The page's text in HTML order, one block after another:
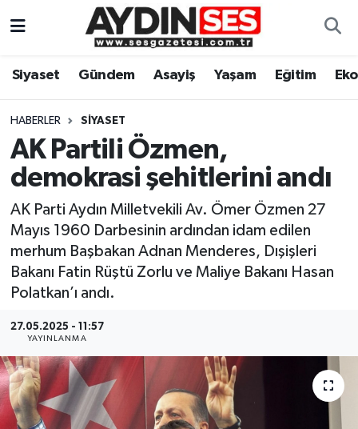
Siyaset Gündem Asayiş Yaşam Eğitim
HABERLER SIYASET
AK Partili Özmen,
demokrasi şehitlerini andı
AK Parti Aydın Milletvekili Av. Ömer Özmen 27
Mayıs 1960 Darbesinin ardından idam edilen
merhum Başbakan Adnan Menderes, Dışişleri
Bakanı Fatin Rüştü Zorlu ve Maliye Bakanı Hasan
Polatkan’ı andı.
27.05.2025 - 11:57
YAYINLANMA
Gündem
Siyaset
Ekonomi
Yaşam
Eğitim
Aydın Hava Durumu
Aydin Namaz Vakitleri
Aydın Trafik Yoğunluk Haritası
Süper Lig Puan Durumu ve Fikstür
Tüm Manşetler